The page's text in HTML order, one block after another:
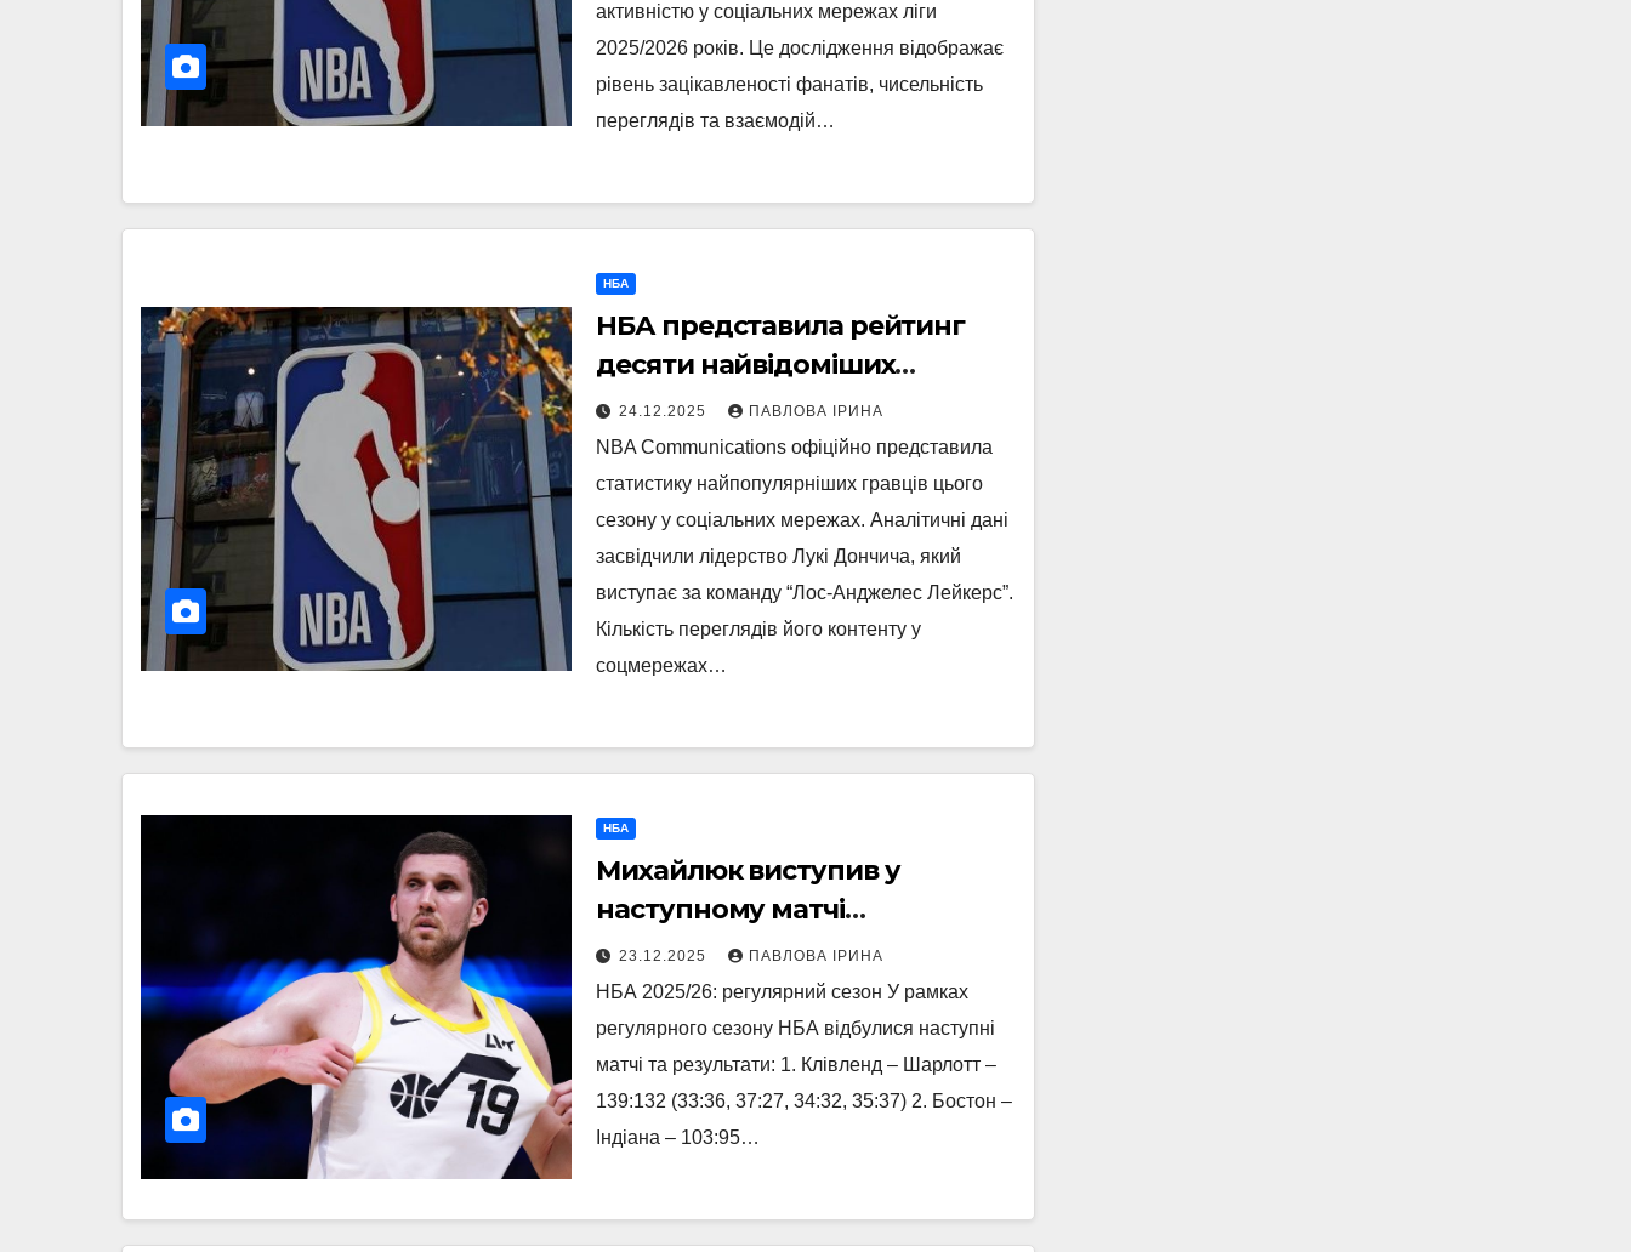
активністю у соціальних мережах ліги
2025/2026 років. Це дослідження відображає
рівень зацікавленості фанатів, чисельність
переглядів та взаємодій…
НБА
НБА представила рейтинг
десяти найвідоміших
баскетболістів сезону.
24.12.2025 ПАВЛОВА ІРИНА
NBA Communications офіційно представила
статистику найпопулярніших гравців цього
сезону у соціальних мережах. Аналітичні дані
засвідчили лідерство Лукі Дончича, який
виступає за команду “Лос-Анджелес Лейкерс”.
Кількість переглядів його контенту у
соцмережах…
НБА
Михайлюк виступив у
наступному матчі
регулярного чемпіонату НБА
– огляд
23.12.2025 ПАВЛОВА ІРИНА
НБА 2025/26: регулярний сезон У рамках
регулярного сезону НБА відбулися наступні
матчі та результати: 1. Клівленд – Шарлотт –
139:132 (33:36, 37:27, 34:32, 35:37) 2. Бостон –
Індіана – 103:95…